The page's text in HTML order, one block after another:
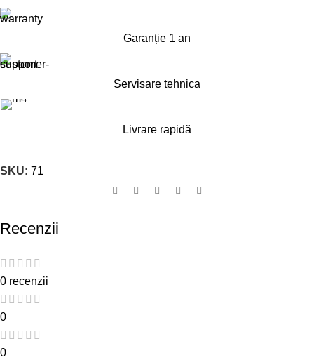
Garanție 1 an
Servisare tehnica
Livrare rapidă
SKU: 71
Recenzii
0 recenzii
0
0